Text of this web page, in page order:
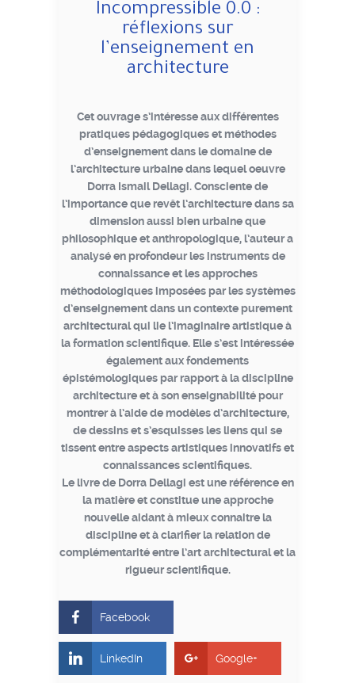
Incompressible 0.0 :
réflexions sur
l’enseignement en
architecture
Cet ouvrage s’intéresse aux différentes
pratiques pédagogiques et méthodes
d’enseignement dans le domaine de
l’architecture urbaine dans lequel oeuvre
Dorra Ismail Dellagi. Consciente de
l’importance que revêt l’architecture dans sa
dimension aussi bien urbaine que
philosophique et anthropologique, l’auteur a
analysé en profondeur les instruments de
connaissance et les approches
méthodologiques imposées par les systèmes
d’enseignement dans un contexte purement
architectural qui lie l’imaginaire artistique à
la formation scientifique. Elle s’est intéressée
également aux fondements
épistémologiques par rapport à la discipline
architecture et à son enseignabilité pour
montrer à l’aide de modèles d’architecture,
de dessins et s’esquisses les liens qui se
tissent entre aspects artistiques innovatifs et
connaissances scientifiques.
Le livre de Dorra Dellagi est une référence en
la matière et constitue une approche
nouvelle aidant à mieux connaitre la
discipline et à clarifier la relation de
complémentarité entre l’art architectural et la
rigueur scientifique.
Facebook
LinkedIn Google+